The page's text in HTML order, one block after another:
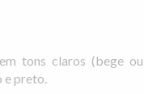
tons claros (bege ou
e preto.